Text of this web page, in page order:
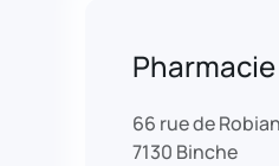
66 rue de
7130 Binche